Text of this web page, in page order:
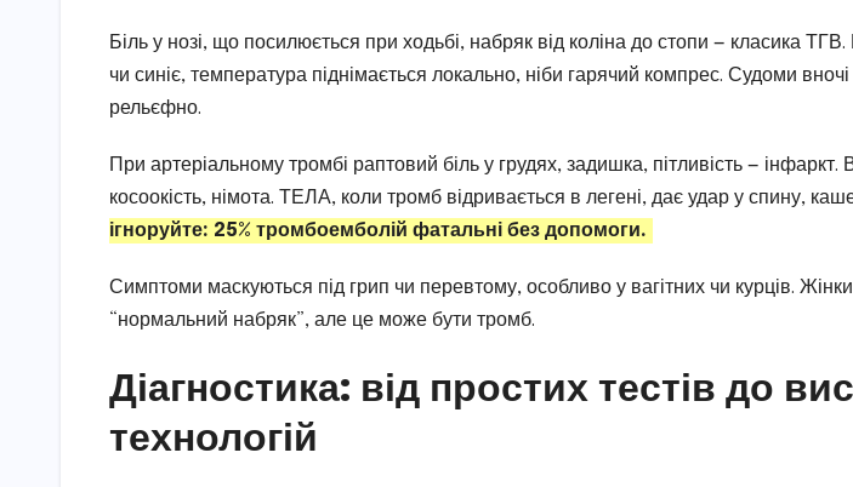
Біль у нозі, що посилюється при ходьбі, набряк від коліна до стопи — класика
чи синіє, температура піднімається локально, ніби гарячий компрес. Судоми
рельєфно.
При артеріальному тромбі раптовий біль у грудях, задишка, пітливість — інфаркт.
косоокість, німота. ТЕЛА, коли тромб відривається в легені, дає удар у спину,
ігноруйте: 25% тромбоемболій фатальні без допомоги.
Симптоми маскуються під грип чи перевтому, особливо у вагітних чи курців.
“нормальний набряк”, але це може бути тромб.
Діагностика: від простих тестів до
технологій